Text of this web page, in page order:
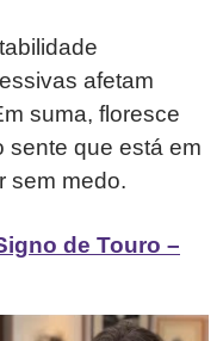
afetam
suma, floresce
sente que está em
sem medo.
de Touro –